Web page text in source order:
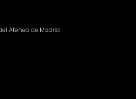
Ateneo de Madrid